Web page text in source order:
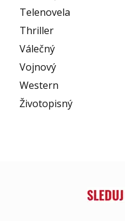
Telenovela
Thriller
Válečný
Vojnový
Western
Životopisný